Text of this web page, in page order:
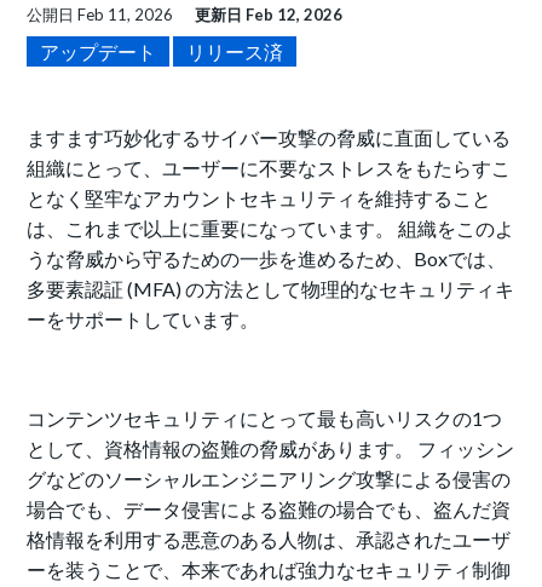
公開日Feb 11, 2026 更新日 Feb 12, 2026
アップデート リリース済
ますます巧妙化するサイバー攻撃の脅威に直面している
組織にとって、ユーザーに不要なストレスをもたらすこ
となく堅牢なアカウントセキュリティを維持すること
は、これまで以上に重要になっています。 組織をこのよ
うな脅威から守るための一歩を進めるため、Boxでは、
多要素認証 (MFA) の方法として物理的なセキュリティキ
ーをサポートしています。
コンテンツセキュリティにとって最も高いリスクの1つ
として、資格情報の盗難の脅威があります。 フィッシン
グなどのソーシャルエンジニアリング攻撃による侵害の
場合でも、データ侵害による盗難の場合でも、盗んだ資
格情報を利用する悪意のある人物は、承認されたユーザ
ーを装うことで、本来であれば強力なセキュリティ制御